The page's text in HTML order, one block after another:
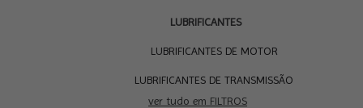
LUBRIFICANTES
LUBRIFICANTES DE MOTOR
LUBRIFICANTES DE TRANSMISSÃO
ver tudo em FILTROS